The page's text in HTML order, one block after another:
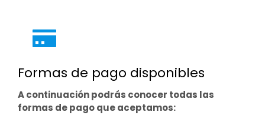
Formas de pago disponibles
A continuación podrás conocer todas las
formas de pago que aceptamos: